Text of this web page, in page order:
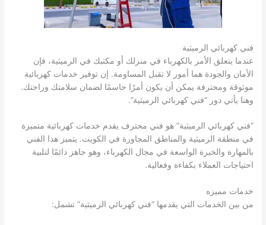
فني كهربائي الرميثية
عندما يتعلق الأمر بالكهرباء في منزلك أو مكتبك في الرميثية، فإن
الأمان والجودة هما أمور لا تقبل المساومة. إن توفير خدمات كهربائية
موثوقة ومحترفة يمكن أن يكون أمرًا حاسمًا لضمان سلامتك وراحتك.
وهنا يأتي دور “فني كهربائي الرميثية”.
“فني كهربائي الرميثية” هو فني محترف يقدم خدمات كهربائية متميزة
في منطقة الرميثية والمناطق المجاورة في الكويت. يتميز هذا الفني
بالمهارة والخبرة الواسعة في مجال الكهرباء، وهو جاهز دائمًا لتلبية
احتياجات العملاء بكفاءة وفعالية.
خدمات مميزه
من بين الخدمات التي يقدمها “فني كهربائي الرميثية” تشمل: